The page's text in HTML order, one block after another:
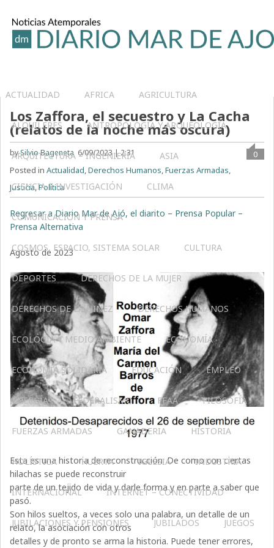
ACTUALIDAD AFRICA AGRICULTURA
ALQUILERES ANTROPOLOGÍA Y ARQUEOLOGÍA
ARQUITECTURA – INGENIERIA ASIA
CIENCIA E INVESTIGACIÓN CLIMA
COMUNICACIÓN Y PRENSA
COSMOS, ESPACIO, SISTEMA SOLAR CULTURA
DEPORTES DERECHOS DE LA MUJER
DERECHOS DE LA NIÑEZ DERECHOS HUMANOS
ECOLOGÍA Y MEDIO AMBIENTE ECONOMÍA
ECONOMÍA SOLIDARIA EDUCACIÓN EMPLEO
ENERGÍA FEDERALISMO FFAA FILOSOFÍA
FUERZAS ARMADAS GANADERIA HISTORIA
HOLÍSTICA HUERTA IGLESIA INDUSTRIA
INTERNACIONAL INTERNET – CONECTIVIDAD
JUBILACIONES Y PENSIONES JUBILADOS JUEGOS
Los Zaffora, el secuestro y La Cacha
(relatos de la noche más oscura)
bySilvio Bageneta 6/09/2023 | 2:31
0
Posted inActualidad,Derechos Humanos,Fuerzas Armadas,
Justicia,Política
Regresar a Diario Mar de Ajó, el diarito – Prensa Popular –
Prensa Alternativa
Agosto de 2023
Esta es una historia de reconstrucción. De como con ciertas
hilachas se puede reconstruir
parte de un tejido de vida y darle forma y en parte a saber que
pasó.
Son hilos sueltos, a veces solo una palabra, un detalle de un
relato, la asociación con otros
detalles y de pronto se arma la historia. Puede tener errores,